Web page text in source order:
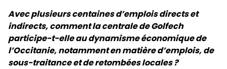
Avec plusieurs centaines d’emplois directs et
indirects, comment la centrale de Golfech
participe-t-elle au dynamisme économique de
l’Occitanie, notamment en matière d’emplois, de
sous-traitance et de retombées locales ?